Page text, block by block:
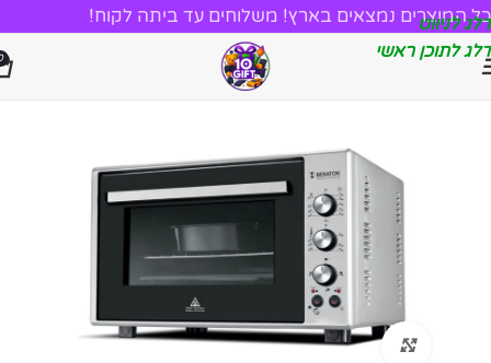
דלג לניווט
דלג לתוכן ראשי
כל המוצרים נמצאים בארץ! משלוחים עד ביתה לקוח!
לחץ להגדלה